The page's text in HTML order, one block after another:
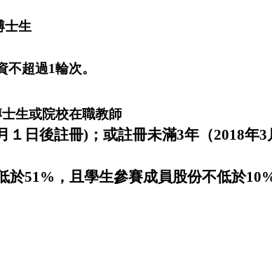
士生
超過1輪次。
生或院校在職教師
１日後註冊) ；或註冊未滿3年（2018年
於51%，且學生參賽成員股份不低於